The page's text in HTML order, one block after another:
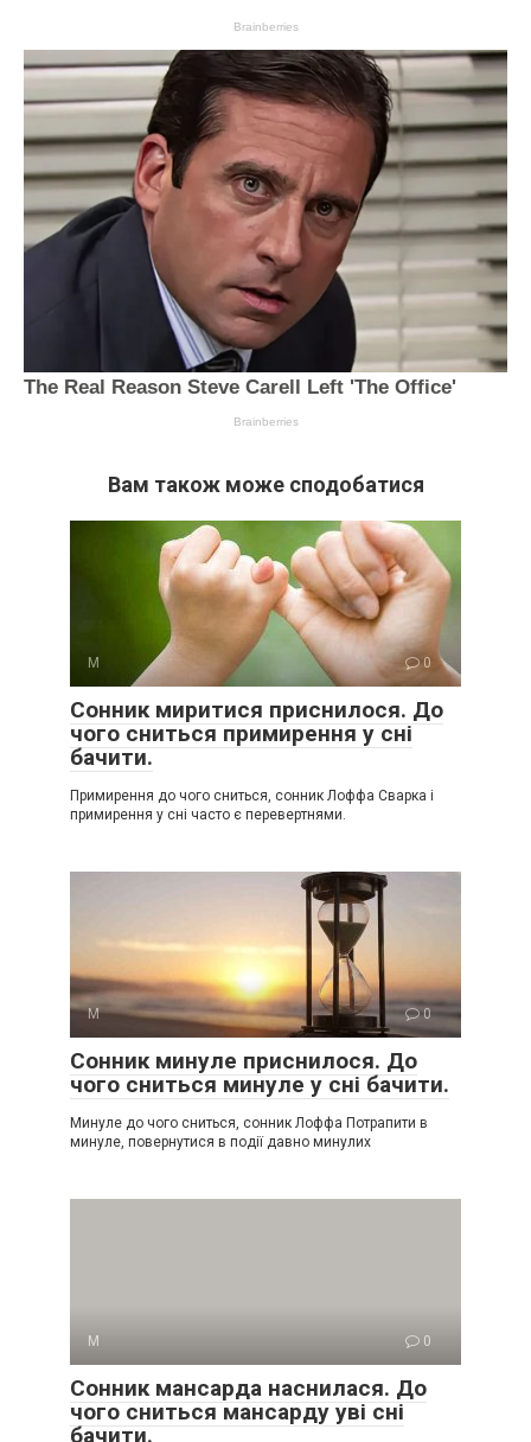
Вам також може сподобатися
М 0
Сонник миритися приснилося. До
чого сниться примирення у сні
бачити.
Примирення до чого сниться, сонник Лоффа Сварка і
примирення у сні часто є перевертнями.
М 0
Сонник минуле приснилося. До
чого сниться минуле у сні бачити.
Минуле до чого сниться, сонник Лоффа Потрапити в
минуле, повернутися в події давно минулих
М 0
Сонник мансарда наснилася. До
чого сниться мансарду уві сні
бачити.